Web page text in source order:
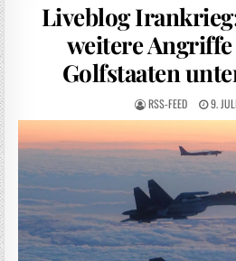
Liveblog
weitere
Golfstaaten
RSS-FEED 9.